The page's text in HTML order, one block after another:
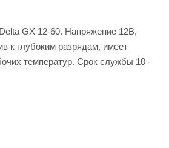
GX 12-60. Напряжение 12В,
к глубоким разрядам, имеет
температур. Срок службы 10 -